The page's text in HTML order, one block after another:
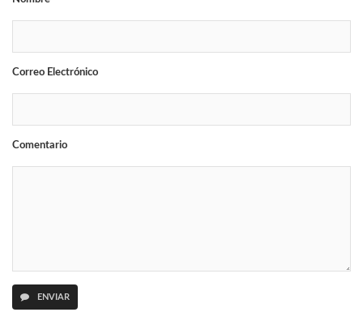
Correo Electrónico
Comentario
ENVIAR